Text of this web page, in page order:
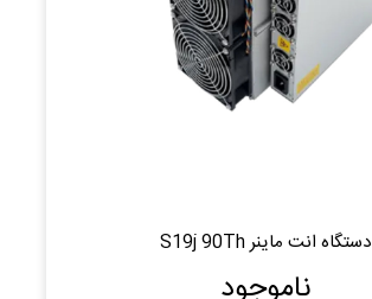
دستگاه انت ماینر S19j 90Th
ناموجود